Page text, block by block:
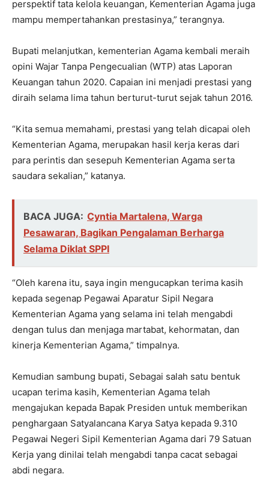
perspektif tata kelola keuangan, Kementerian Agama juga
mampu mempertahankan prestasinya,” terangnya.
Bupati melanjutkan, kementerian Agama kembali meraih
opini Wajar Tanpa Pengecualian (WTP) atas Laporan
Keuangan tahun 2020. Capaian ini menjadi prestasi yang
diraih selama lima tahun berturut-turut sejak tahun 2016.
“Kita semua memahami, prestasi yang telah dicapai oleh
Kementerian Agama, merupakan hasil kerja keras dari
para perintis dan sesepuh Kementerian Agama serta
saudara sekalian,” katanya.
BACA JUGA: Cyntia Martalena, Warga
Pesawaran, Bagikan Pengalaman Berharga
Selama Diklat SPPI
“Oleh karena itu, saya ingin mengucapkan terima kasih
kepada segenap Pegawai Aparatur Sipil Negara
Kementerian Agama yang selama ini telah mengabdi
dengan tulus dan menjaga martabat, kehormatan, dan
kinerja Kementerian Agama,” timpalnya.
Kemudian sambung bupati, Sebagai salah satu bentuk
ucapan terima kasih, Kementerian Agama telah
mengajukan kepada Bapak Presiden untuk memberikan
penghargaan Satyalancana Karya Satya kepada 9.310
Pegawai Negeri Sipil Kementerian Agama dari 79 Satuan
Kerja yang dinilai telah mengabdi tanpa cacat sebagai
abdi negara.